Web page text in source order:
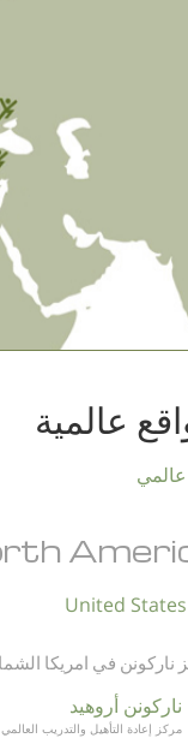
عالمية
عالمي
ناركونن في امريكا
ناركونن أروهيد
مركز إعادة التأهيل والتدريب العالمي